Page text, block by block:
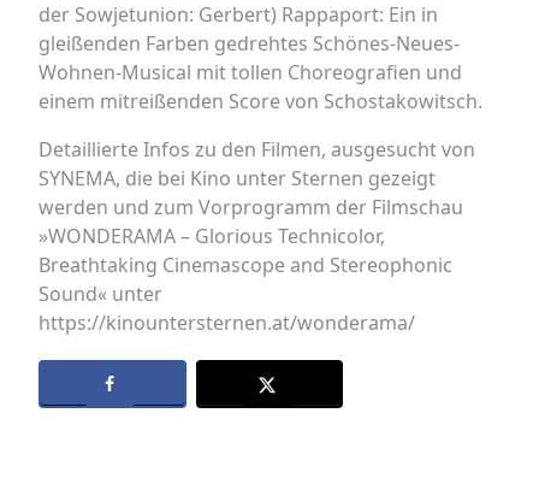
der Sowjetunion: Gerbert) Rappaport: Ein in
gleißenden Farben gedrehtes Schönes-Neues-
Wohnen-Musical mit tollen Choreografien und
einem mitreißenden Score von Schostakowitsch.
Detaillierte Infos zu den Filmen, ausgesucht von
SYNEMA, die bei Kino unter Sternen gezeigt
werden und zum Vorprogramm der Filmschau
»WONDERAMA – Glorious Technicolor,
Breathtaking Cinemascope and Stereophonic
Sound« unter
https://kinountersternen.at/wonderama/